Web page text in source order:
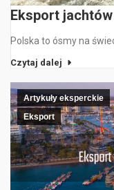
Eksport
Polska to ósmy na
Czytaj dalej
Artykuły eksperckie
Eksport